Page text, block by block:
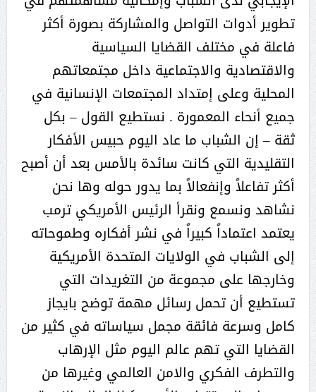
تطوير أدوات التواصل والمشاركة بصورة أكثر
فاعلة في مختلف القضايا السياسية
والاقتصادية والاجتماعية داخل مجتمعاتهم
المحلية وعلى إمتداد المجتمعات الإنسانية في
جميع أنحاء المعمورة . نستطيع القول – بكل
ثقة – إن الشباب ما عاد اليوم حبيس الأفكار
التقليدية التي كانت سائدة بالأمس بعد أن أصبح
أكثر تفاعلاً وإنفعالاً بما يدور حوله وها نحن
نشاهد ونسمع ونقرأ الرئيس الأمريكي ترمب
يعتمد اعتماداً كبيراً في نشر أفكاره وطموحاته
إلى الشباب في الولايات المتحدة الأمريكية
وخارجها على مجموعة من التغريدات التي
تستطيع أن تحمل رسائل مهمة توضح بايجاز
كامل وسرعة فائقة مجمل سياساته في كثير من
القضايا التي تهم عالم اليوم مثل الإرهاب
والتطرف الفكري والامن العالمي وغيرها من